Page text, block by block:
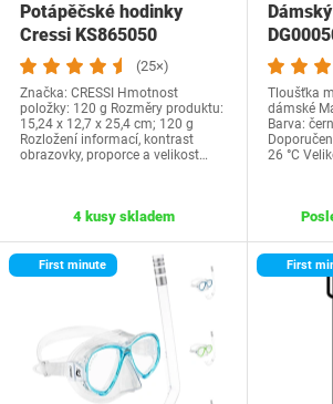
Potápěčské hodinky
Cressi KS865050
(25×)
Značka: ‎CRESSI Hmotnost
položky: ‎120 g Rozměry produktu:
‎15,24 x 12,7 x 25,4 cm; 120 g
Rozložení informací, kontrast
obrazovky, proporce a velikost…
4 kusy skladem
Tloušťka
dámské
Barva:
26 °C
First minute First